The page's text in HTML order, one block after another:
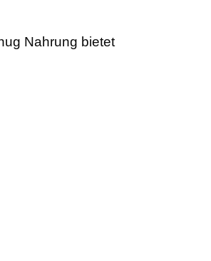
Nahrung bietet